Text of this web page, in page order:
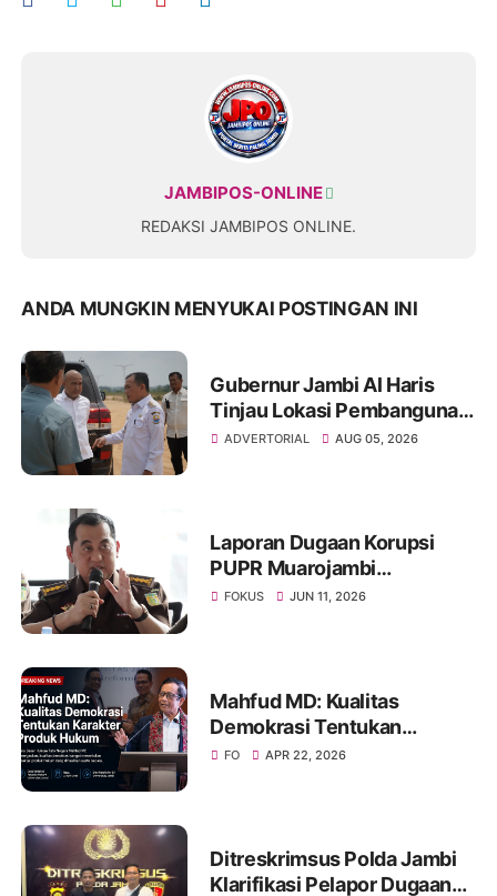
JAMBIPOS-ONLINE
REDAKSI JAMBIPOS ONLINE.
ANDA MUNGKIN MENYUKAI POSTINGAN INI
Gubernur Jambi Al Haris
Tinjau Lokasi Pembangunan
Sekolah Rakyat dan Lokasi
ADVERTORIAL AUG 05, 2026
Laporan Dugaan Korupsi
PUPR Muarojambi
Dilimpahkan, Muncul
FOKUS JUN 11, 2026
Mahfud MD: Kualitas
Demokrasi Tentukan
Karakter Produk Hukum
FO APR 22, 2026
Ditreskrimsus Polda Jambi
Klarifikasi Pelapor Dugaan